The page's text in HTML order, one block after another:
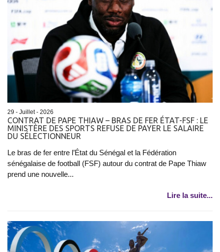
29 - Juillet - 2026
CONTRAT DE PAPE THIAW – BRAS DE FER ÉTAT-FSF : LE
MINISTÈRE DES SPORTS REFUSE DE PAYER LE SALAIRE
DU SÉLECTIONNEUR
Le bras de fer entre l’État du Sénégal et la Fédération
sénégalaise de football (FSF) autour du contrat de Pape Thiaw
prend une nouvelle...
Lire la suite...